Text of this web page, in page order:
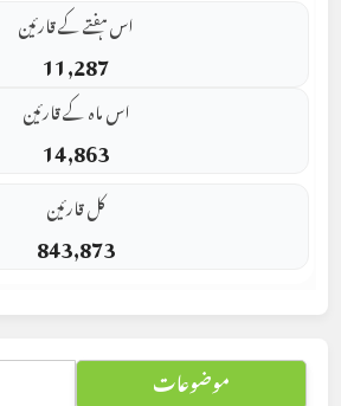
اس ہفتے کے قارئین
11,287
اس ماہ کے قارئین
14,863
کل قارئین
843,873
موضوعات